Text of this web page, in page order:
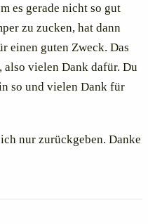
es gerade nicht so gut
zu zucken, hat dann
einen guten Zweck. Das
vielen Dank dafür. Du
so und vielen Dank für
nur zurückgeben. Danke